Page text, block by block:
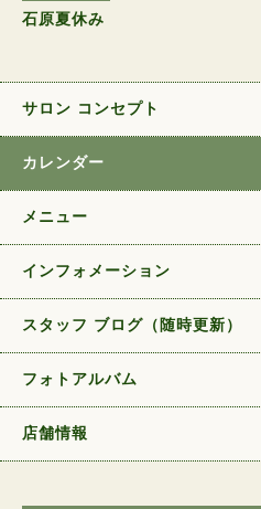
石原夏休み
サロン コンセプト
カレンダー
メニュー
インフォメーション
スタッフ ブログ（随時更新）
フォトアルバム
店舗情報